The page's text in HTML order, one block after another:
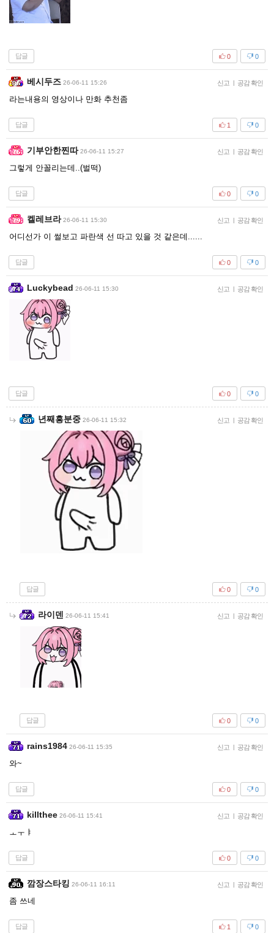
답글 0
0
베시두즈 26-06-11 15:26 신고 | 공감 확인
라는내용의 영상이나 만화 추천좀
답글 0
1
기부안한찐따 26-06-11 15:27 신고 | 공감 확인
그렇게 안꼴리는데..(벌떡)
답글 0
0
켈레브라 26-06-11 15:30 신고 | 공감 확인
어디선가 이 썰보고 파란색 선 따고 있을 것 같은데......
답글 0
0
Luckybead 26-06-11 15:30 신고 | 공감 확인
답글 0
0
년째흥분중 26-06-11 15:32 신고 | 공감 확인
답글 0
0
라이덴 26-06-11 15:41 신고 | 공감 확인
답글 0
0
rains1984 26-06-11 15:35 신고 | 공감 확인
와~
답글 0
0
killthee 26-06-11 15:41 신고 | 공감 확인
ㅗㅜㅑ
답글 0
0
깜장스타킹 26-06-11 16:11 신고 | 공감 확인
좀 쓰네
답글 0
1